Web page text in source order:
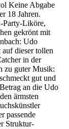
Keine Abgabe
18 Jahren.
Party-Liköre,
gekrönt mit
Udo
dieser tollen
in der
zu guter Musik:
gut und
an die Udo
ärmsten
passende
Struktur-